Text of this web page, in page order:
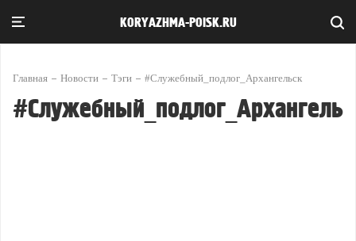
KORYAZHMA-POISK.RU
Главная Новости Тэги #Служебный_подлог_Архангельск